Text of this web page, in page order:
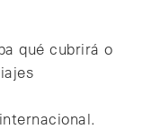
qué cubrirá o